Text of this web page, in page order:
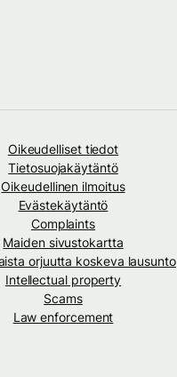
Oikeudelliset tiedot
Tietosuojakäytäntö
Oikeudellinen ilmoitus
Evästekäytäntö
Complaints
Maiden sivustokartta
orjuutta koskeva lausunto
Intellectual property
Scams
Law enforcement